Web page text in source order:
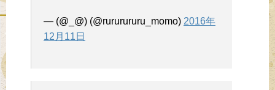
— (@_@) (@rururururu_momo) 2016年
12月11日